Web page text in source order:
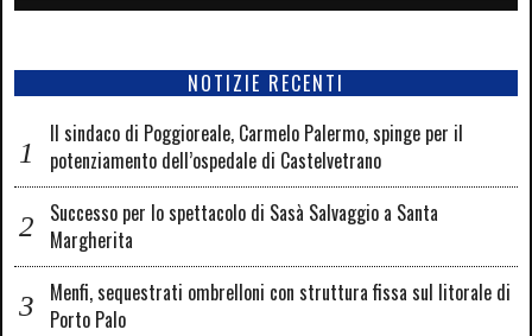
NOTIZIE RECENTI
Il sindaco di Poggioreale, Carmelo Palermo, spinge per il
potenziamento dell’ospedale di Castelvetrano
Successo per lo spettacolo di Sasà Salvaggio a Santa
Margherita
Menfi, sequestrati ombrelloni con struttura fissa sul litorale di
Porto Palo